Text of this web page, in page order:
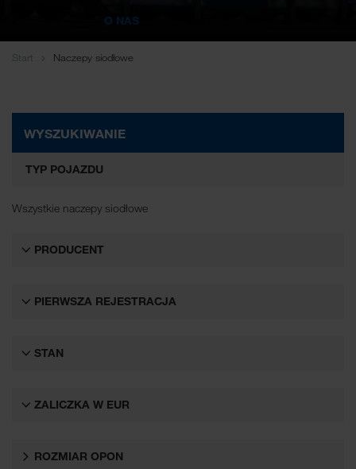
WALTER LAGER-BETRIEBE GmbH
WALTER LEASING GmbH
O NAS
Start Naczepy siodłowe
WYSZUKIWANIE
TYP POJAZDU
Wszystkie naczepy siodłowe
PRODUCENT
PIERWSZA REJESTRACJA
STAN
ZALICZKA W EUR
ROZMIAR OPON